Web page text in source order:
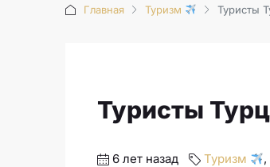
Главная Туризм Туристы
Туристы
6 лет назад Туризм ,